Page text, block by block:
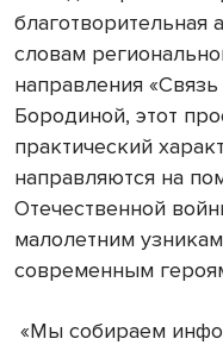
благотворительная
словам
направления
Бородиной, этот
практический
направляются на
Отечественной
малолетним
современным
«Мы собираем